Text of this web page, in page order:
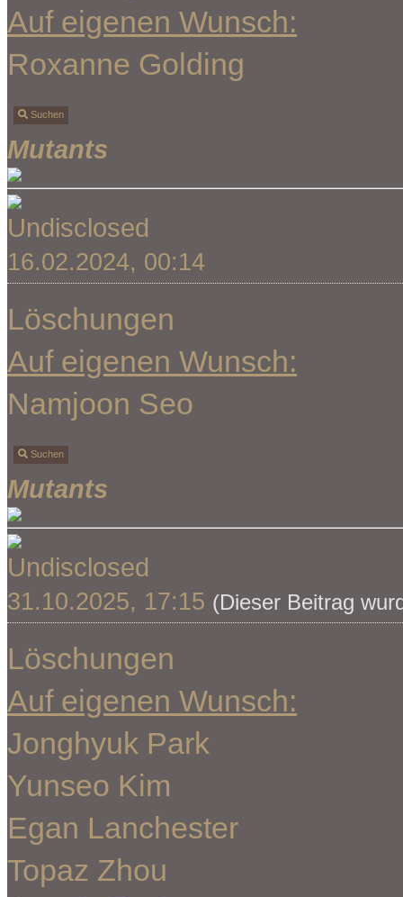
Auf eigenen Wunsch:
Roxanne Golding
Suchen
Mutants
Undisclosed
16.02.2024, 00:14
Löschungen
Auf eigenen Wunsch:
Namjoon Seo
Suchen
Mutants
Undisclosed
31.10.2025, 17:15 (Dieser Beitrag
Löschungen
Auf eigenen Wunsch:
Jonghyuk Park
Yunseo Kim
Egan Lanchester
Topaz Zhou